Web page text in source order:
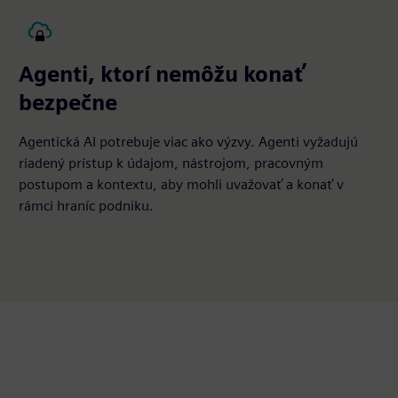
Agenti, ktorí nemôžu konať
bezpečne
Agentická AI potrebuje viac ako výzvy. Agenti vyžadujú
riadený prístup k údajom, nástrojom, pracovným
postupom a kontextu, aby mohli uvažovať a konať v
rámci hraníc podniku.